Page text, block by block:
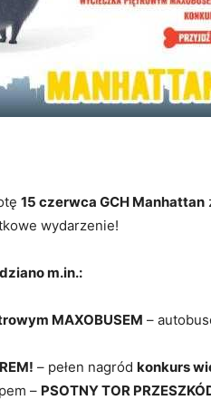
15 czerwca GCH Manhattan
wydarzenie!
m.in.:
MAXOBUSEM –
– pełen nagród konkurs
– PSOTNY TOR